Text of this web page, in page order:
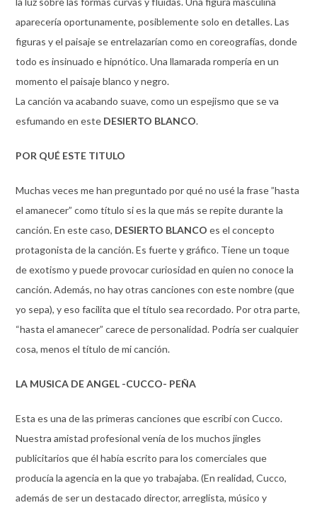
aparecería oportunamente, posiblemente solo en detalles. Las
figuras y el paisaje se entrelazarían como en coreografías, donde
todo es insinuado e hipnótico. Una llamarada rompería en un
momento el paisaje blanco y negro.
La canción va acabando suave, como un espejismo que se va
esfumando en este DESIERTO BLANCO.
POR QUÉ ESTE TITULO
Muchas veces me han preguntado por qué no usé la frase ”hasta
el amanecer” como título si es la que más se repite durante la
canción. En este caso, DESIERTO BLANCO es el concepto
protagonista de la canción. Es fuerte y gráfico. Tiene un toque
de exotismo y puede provocar curiosidad en quien no conoce la
canción. Además, no hay otras canciones con este nombre (que
yo sepa), y eso facilita que el título sea recordado. Por otra parte,
“hasta el amanecer” carece de personalidad. Podría ser cualquier
cosa, menos el título de mi canción.
LA MUSICA DE ANGEL -CUCCO- PEÑA
Esta es una de las primeras canciones que escribí con Cucco.
Nuestra amistad profesional venía de los muchos jingles
publicitarios que él había escrito para los comerciales que
producía la agencia en la que yo trabajaba. (En realidad, Cucco,
además de ser un destacado director, arreglista, músico y